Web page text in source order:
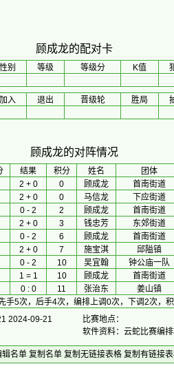
顾成龙的配对卡
性别 等级 等级分 K值
加入 退出 晋级轮 胜局
顾成龙的对阵情况
结果 积分 姓名 团体
2 + 0 0 顾成龙 首南街道
2 + 0 0 马信龙 下应街道
0 - 2 2 顾成龙 首南街道
2 + 0 3 钱忠芳 东郊街道
0 - 2 6 顾成龙 首南街道
2 + 0 7 施宝淇 邱隘镇
0 - 2 10 吴宜翰 钟公庙一队
1 = 1 10 顾成龙 首南街道
0 : 0 11 张治东 姜山镇
手5次，后手4次，编排上调0次，下调2次，
2024-09-21 比赛地点：
软件资料：云蛇比赛编
辑名单 复制名单 复制无链接表格 复制有链接